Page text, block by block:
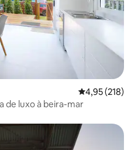
4,95 de uma
4,95 (218)
de luxo à beira-mar